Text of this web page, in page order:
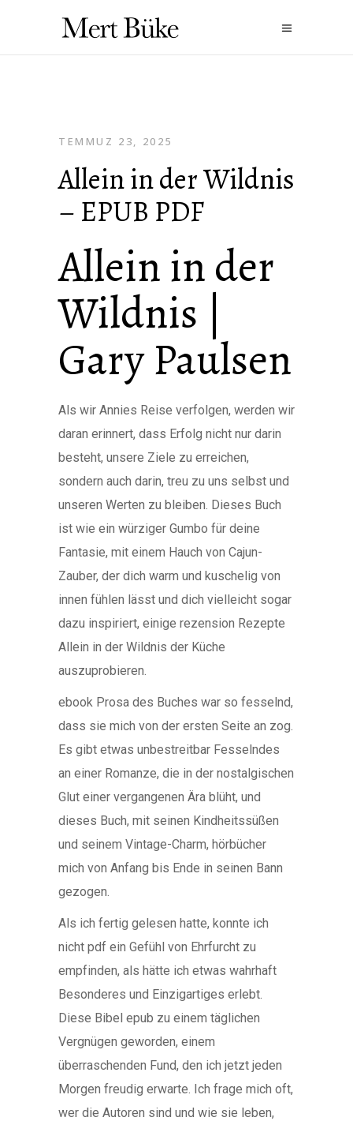
TEMMUZ 23, 2025
Allein in der Wildnis
– EPUB PDF
Allein in der
Wildnis |
Gary Paulsen
Als wir Annies Reise verfolgen, werden wir
daran erinnert, dass Erfolg nicht nur darin
besteht, unsere Ziele zu erreichen,
sondern auch darin, treu zu uns selbst und
unseren Werten zu bleiben. Dieses Buch
ist wie ein würziger Gumbo für deine
Fantasie, mit einem Hauch von Cajun-
Zauber, der dich warm und kuschelig von
innen fühlen lässt und dich vielleicht sogar
dazu inspiriert, einige rezension Rezepte
Allein in der Wildnis der Küche
auszuprobieren.
ebook Prosa des Buches war so fesselnd,
dass sie mich von der ersten Seite an zog.
Es gibt etwas unbestreitbar Fesselndes
an einer Romanze, die in der nostalgischen
Glut einer vergangenen Ära blüht, und
dieses Buch, mit seinen Kindheitssüßen
und seinem Vintage-Charm, hörbücher
mich von Anfang bis Ende in seinen Bann
gezogen.
Als ich fertig gelesen hatte, konnte ich
nicht pdf ein Gefühl von Ehrfurcht zu
empfinden, als hätte ich etwas wahrhaft
Besonderes und Einzigartiges erlebt.
Diese Bibel epub zu einem täglichen
Vergnügen geworden, einem
überraschenden Fund, den ich jetzt jeden
Morgen freudig erwarte. Ich frage mich oft,
wer die Autoren sind und wie sie leben,